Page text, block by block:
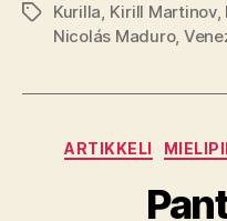
Avainsanat
Kurilla, Kirill Martinov,
Nicolás Maduro,
ARTIKKELI